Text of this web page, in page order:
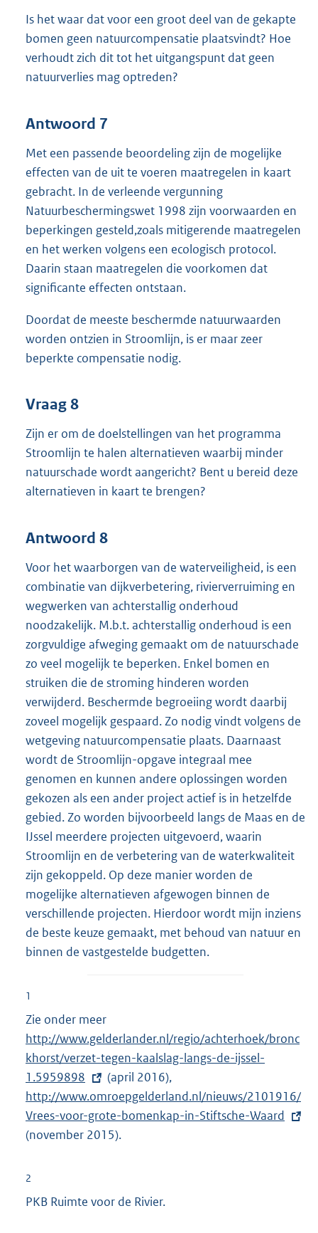
Is het waar dat voor een groot deel van de gekapte
bomen geen natuurcompensatie plaatsvindt? Hoe
verhoudt zich dit tot het uitgangspunt dat geen
natuurverlies mag optreden?
Antwoord 7
Met een passende beoordeling zijn de mogelijke
effecten van de uit te voeren maatregelen in kaart
gebracht. In de verleende vergunning
Natuurbeschermingswet 1998 zijn voorwaarden en
beperkingen gesteld,zoals mitigerende maatregelen
en het werken volgens een ecologisch protocol.
Daarin staan maatregelen die voorkomen dat
significante effecten ontstaan.
Doordat de meeste beschermde natuurwaarden
worden ontzien in Stroomlijn, is er maar zeer
beperkte compensatie nodig.
Vraag 8
Zijn er om de doelstellingen van het programma
Stroomlijn te halen alternatieven waarbij minder
natuurschade wordt aangericht? Bent u bereid deze
alternatieven in kaart te brengen?
Antwoord 8
Voor het waarborgen van de waterveiligheid, is een
combinatie van dijkverbetering, rivierverruiming en
wegwerken van achterstallig onderhoud
noodzakelijk. M.b.t. achterstallig onderhoud is een
zorgvuldige afweging gemaakt om de natuurschade
zo veel mogelijk te beperken. Enkel bomen en
struiken die de stroming hinderen worden
verwijderd. Beschermde begroeiing wordt daarbij
zoveel mogelijk gespaard. Zo nodig vindt volgens de
wetgeving natuurcompensatie plaats. Daarnaast
wordt de Stroomlijn-opgave integraal mee
genomen en kunnen andere oplossingen worden
gekozen als een ander project actief is in hetzelfde
gebied. Zo worden bijvoorbeeld langs de Maas en de
IJssel meerdere projecten uitgevoerd, waarin
Stroomlijn en de verbetering van de waterkwaliteit
zijn gekoppeld. Op deze manier worden de
mogelijke alternatieven afgewogen binnen de
verschillende projecten. Hierdoor wordt mijn inziens
de beste keuze gemaakt, met behoud van natuur en
binnen de vastgestelde budgetten.
1
Zie onder meer
x
t
e
r
n
e
k
http://www.gelderlander.nl/regio/achterhoek/bronc
khorst/verzet-tegen-kaalslag-langs-de-ijssel-
1.5959898
(april 2016),
x
t
http://www.omroepgelderland.nl/nieuws/2101916/
Vrees-voor-grote-bomenkap-in-Stiftsche-Waard
(november 2015).
2
PKB Ruimte voor de Rivier.